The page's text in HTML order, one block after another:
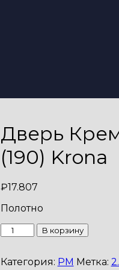
Дверь
(190) Krona
₽17.807
Полотно
Количество
товара
Крем
В корзину
Категория: PM Метка: